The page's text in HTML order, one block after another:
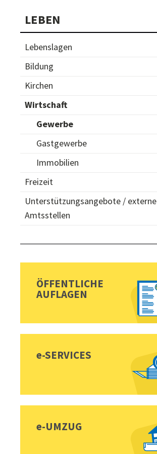
Subnavigation
LEBEN
Lebenslagen
Bildung
Kirchen
Wirtschaft
Gewerbe
Gastgewerbe
Immobilien
Freizeit
Unterstützungsangebote / externe
Amtsstellen
ÖFFENTLICHE
AUFLAGEN
e-SERVICES
e-UMZUG